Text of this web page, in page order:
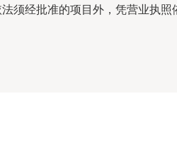
须经批准的项目外，凭营业执照